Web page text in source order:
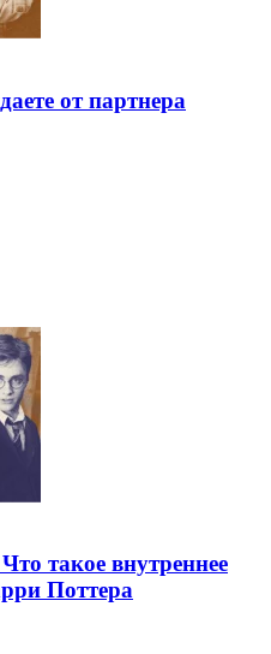
от партнера
такое внутреннее
Поттера